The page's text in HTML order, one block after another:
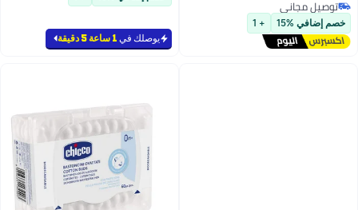
توصيل مجاني
توصيل مجاني
خصم إضافي %15 + 1
يوصلك في 1 ساعة 5 دقيقة